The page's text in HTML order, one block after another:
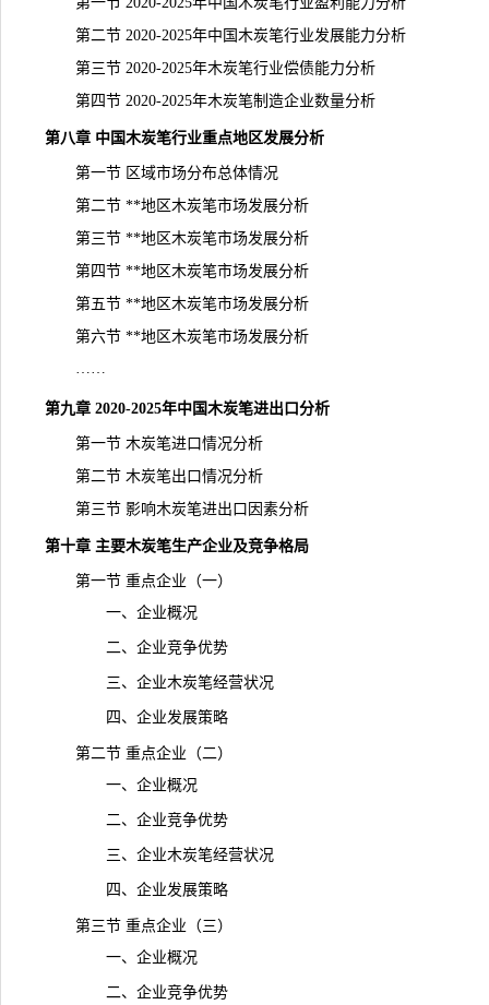
第二节 2020-2025年中国木炭笔行业发展能力分析
第三节 2020-2025年木炭笔行业偿债能力分析
第四节 2020-2025年木炭笔制造企业数量分析
第八章 中国木炭笔行业重点地区发展分析
第一节 区域市场分布总体情况
第二节 **地区木炭笔市场发展分析
第三节 **地区木炭笔市场发展分析
第四节 **地区木炭笔市场发展分析
第五节 **地区木炭笔市场发展分析
第六节 **地区木炭笔市场发展分析
……
第九章 2020-2025年中国木炭笔进出口分析
第一节 木炭笔进口情况分析
第二节 木炭笔出口情况分析
第三节 影响木炭笔进出口因素分析
第十章 主要木炭笔生产企业及竞争格局
第一节 重点企业（一）
一、企业概况
二、企业竞争优势
三、企业木炭笔经营状况
四、企业发展策略
第二节 重点企业（二）
一、企业概况
二、企业竞争优势
三、企业木炭笔经营状况
四、企业发展策略
第三节 重点企业（三）
一、企业概况
二、企业竞争优势